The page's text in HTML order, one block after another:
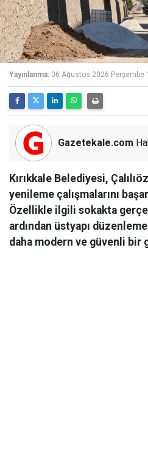
Yayınlanma: 06 Ağustos 2026 Perşembe
Gazetekale.com
Kırıkkale Belediyesi,
yenileme çalışmalarını
Özellikle ilgili sokakta
ardından üstyapı
daha modern ve güvenli bir